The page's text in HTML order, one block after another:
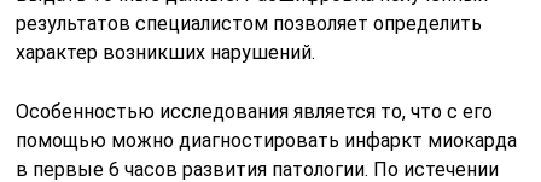
результатов специалистом позволяет определить
характер возникших нарушений.
Особенностью исследования является то, что с его
помощью можно диагностировать инфаркт миокарда
в первые 6 часов развития патологии. По истечении